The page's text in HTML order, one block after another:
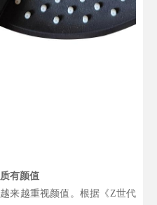
有颜值
越重视颜值。根据《Z世代